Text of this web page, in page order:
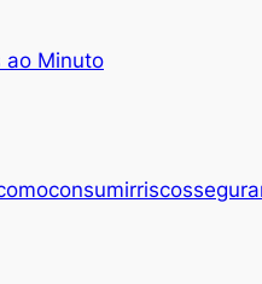
ao Minuto
consumirriscos